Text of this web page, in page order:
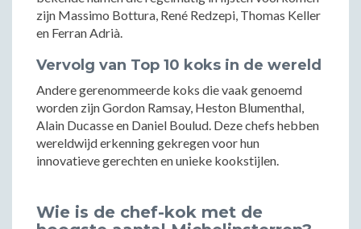
zijn Massimo Bottura, René Redzepi, Thomas Keller
en Ferran Adrià.
Vervolg van Top 10 koks in de wereld
Andere gerenommeerde koks die vaak genoemd
worden zijn Gordon Ramsay, Heston Blumenthal,
Alain Ducasse en Daniel Boulud. Deze chefs hebben
wereldwijd erkenning gekregen voor hun
innovatieve gerechten en unieke kookstijlen.
Wie is de chef-kok met de